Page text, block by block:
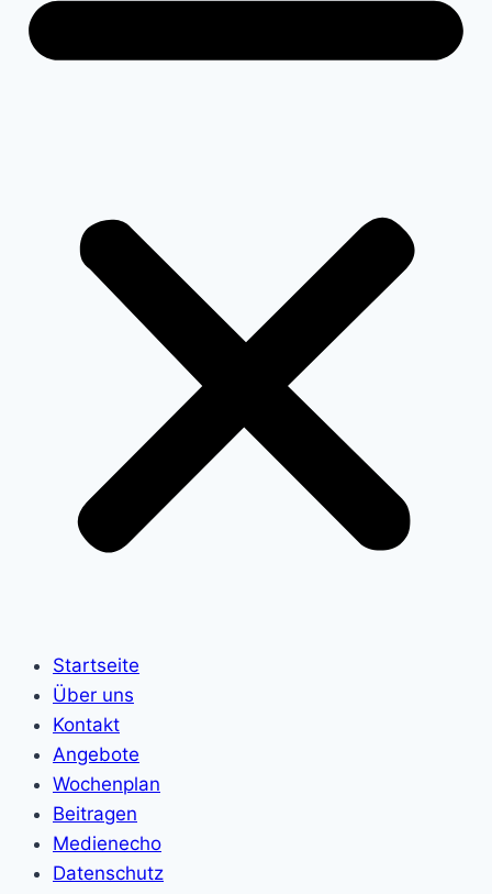
Startseite
Über uns
Kontakt
Angebote
Wochenplan
Beitragen
Medienecho
Datenschutz